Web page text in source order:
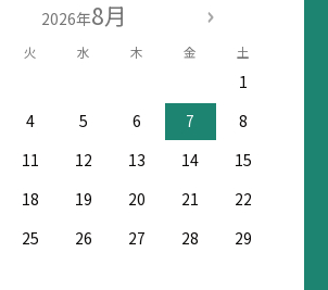
2026年8月
火 水 木 金 土
1
4 5 6 7
8
11 12 13 14
15
18 19 20 21
22
25 26 27 28
29